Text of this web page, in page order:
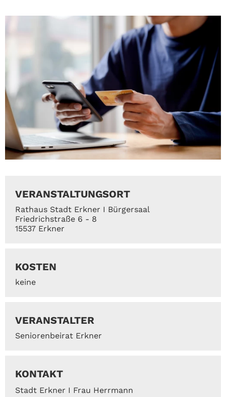
VERANSTALTUNGSORT
Rathaus Stadt Erkner I Bürgersaal
Friedrichstraße 6 - 8
15537 Erkner
KOSTEN
keine
VERANSTALTER
Seniorenbeirat Erkner
KONTAKT
Stadt Erkner I Frau Herrmann